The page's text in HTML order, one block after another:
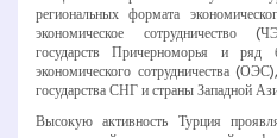
региональных формата
экономическое сотрудничество
государств Причерноморья и ряд
экономического сотрудничества
государства СНГ и страны Западной
Высокую активность Турция